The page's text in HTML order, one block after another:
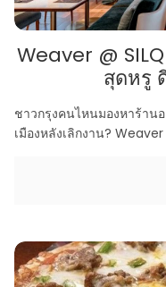
Weaver @
สุดหรู
ชาวกรุงคนไหนมองหาร้าน
เมืองหลังเลิกงาน?